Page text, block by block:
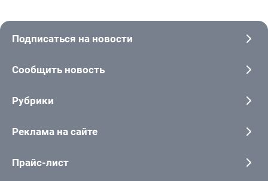
Подписаться на новости
Сообщить новость
Рубрики
Реклама на сайте
Прайс-лист